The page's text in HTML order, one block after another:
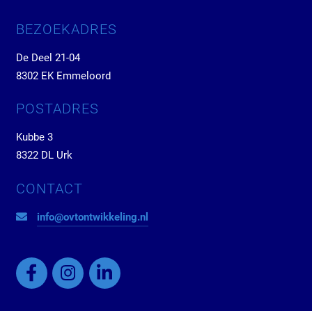
BEZOEKADRES
De Deel 21-04
8302 EK Emmeloord
POSTADRES
Kubbe 3
8322 DL Urk
CONTACT
info@ovtontwikkeling.nl